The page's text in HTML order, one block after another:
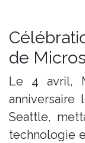
de
Le 4 avril,
anniversaire
Seattle,
technologie